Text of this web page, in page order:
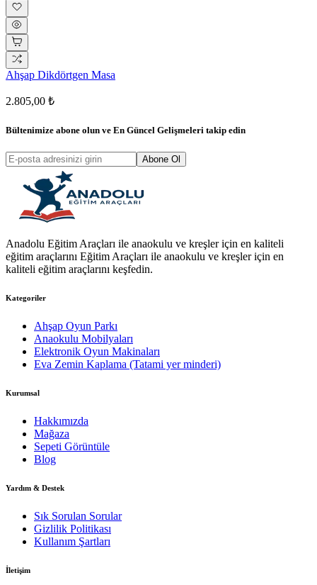
Ahşap Dikdörtgen Masa
2.805,00 ₺
Bültenimize abone olun ve En Güncel Gelişmeleri takip edin
Abone Ol
Anadolu Eğitim Araçları ile anaokulu ve kreşler için en kaliteli
eğitim araçlarını Eğitim Araçları ile anaokulu ve kreşler için en
kaliteli eğitim araçlarını keşfedin.
Kategoriler
Ahşap Oyun Parkı
Anaokulu Mobilyaları
Elektronik Oyun Makinaları
Eva Zemin Kaplama (Tatami yer minderi)
Kurumsal
Hakkımızda
Mağaza
Sepeti Görüntüle
Blog
Yardım & Destek
Sık Sorulan Sorular
Gizlilik Politikası
Kullanım Şartları
İletişim